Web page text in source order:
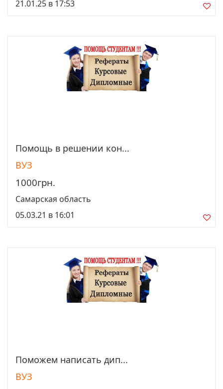
21.01.25 в 17:53
Просмотреть
Помощь в решении кон...
ВУЗ
1000грн.
Самарская область
05.03.21 в 16:01
Просмотреть
Поможем написать дип...
ВУЗ